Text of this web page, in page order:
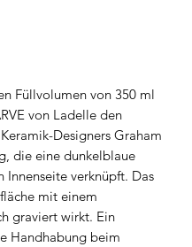
Füllvolumen von 350 ml
von Ladelle den
Designers Graham
die eine dunkelblaue
verknüpft. Das
mit einem
graviert wirkt. Ein
Handhabung beim